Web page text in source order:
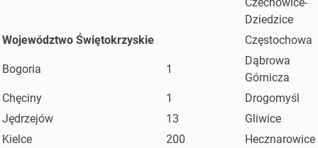
Czechowice-
Dziedzice
Województwo Świętokrzyskie
Częstochowa
Bogoria 1
Dąbrowa
Górnicza
Chęciny
1
Drogomyśl
Jędrzejów
13
Gliwice
Kielce
200 Hecznarowice